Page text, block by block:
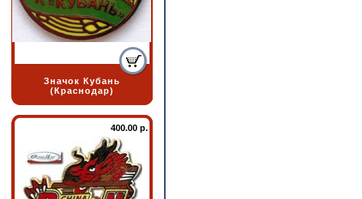
Значок Кубань
(Краснодар)
400.00 р.